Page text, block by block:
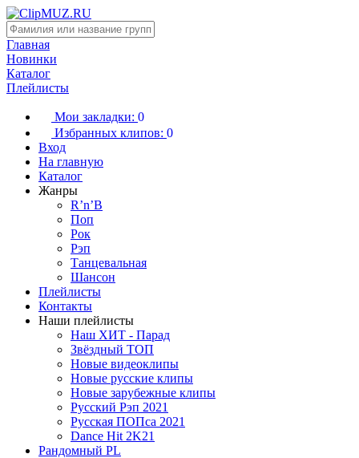
Главная
Новинки
Каталог
Плейлисты
Мои закладки: 0
Избранных клипов: 0
Вход
На главную
Каталог
Жанры
R’n’B
Поп
Рок
Рэп
Танцевальная
Шансон
Плейлисты
Контакты
Наши плейлисты
Наш ХИТ - Парад
Звёздный ТОП
Новые видеоклипы
Новые русские клипы
Новые зарубежные клипы
Русский Рэп 2021
Русская ПОПса 2021
Dance Hit 2K21
Рандомный PL